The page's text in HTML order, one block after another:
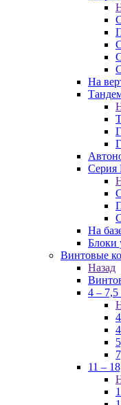
На
Серия
На
Блоки
Винтовые
Назад
4 –
11 –